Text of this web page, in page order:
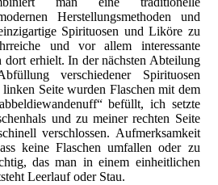
Herstellungsmethoden und
Spirituosen und Liköre zu
und vor allem interessante
dort erhielt. In der nächsten Abteilung
verschiedener Spirituosen
Seite wurden Flaschen mit dem
befüllt, ich setzte
und zu meiner rechten Seite
verschlossen. Aufmerksamkeit
keine Flaschen umfallen oder zu
das man in einem einheitlichen
Leerlauf oder Stau.